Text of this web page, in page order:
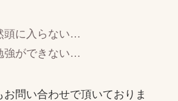
頭に入らない…
強ができない…
問い合わせで頂いておりま